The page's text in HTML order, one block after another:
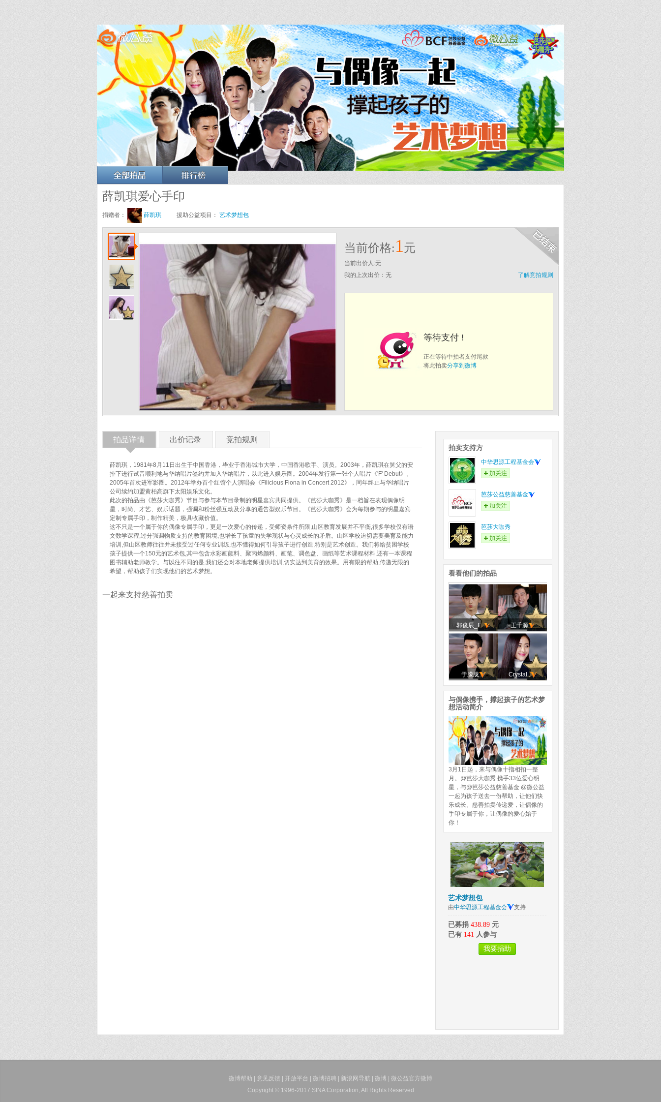
薛凯琪爱心手印
捐赠者： 薛凯琪 援助公益项目： 艺术梦想包
当前价格:1元
当前出价人:无
了解竞拍规则
我的上次出价： 无
等待支付 !
正在等待中拍者支付尾款
将此拍卖分享到微博
拍品详情
◆
出价记录 竞拍规则
薛凯琪，1981年8月11日出生于中国香港，毕业于香港城市大学，中国香港歌手、演员。2003年，薛凯琪在舅父的安
排下进行试音顺利地与华纳唱片签约并加入华纳唱片，以此进入娱乐圈。2004年发行第一张个人唱片《'F' Debut》。
2005年首次进军影圈。2012年举办首个红馆个人演唱会《Filicious Fiona in Concert 2012》，同年终止与华纳唱片
公司续约加盟黄柏高旗下太阳娱乐文化。
此次的拍品由《芭莎大咖秀》节目与参与本节目录制的明星嘉宾共同提供。《芭莎大咖秀》是一档旨在表现偶像明
星，时尚、才艺、娱乐话题，强调和粉丝强互动及分享的通告型娱乐节目。《芭莎大咖秀》会为每期参与的明星嘉宾
定制专属手印，制作精美，极具收藏价值。
这不只是一个属于你的偶像专属手印，更是一次爱心的传递，受师资条件所限,山区教育发展并不平衡,很多学校仅有语
文数学课程,过分强调物质支持的教育困境,也增长了孩童的失学现状与心灵成长的矛盾。山区学校迫切需要美育及能力
培训,但山区教师往往并未接受过任何专业训练,也不懂得如何引导孩子进行创造,特别是艺术创造。我们将给贫困学校
孩子提供一个150元的艺术包,其中包含水彩画颜料、聚丙烯颜料、画笔、调色盘、画纸等艺术课程材料,还有一本课程
图书辅助老师教学。与以往不同的是,我们还会对本地老师提供培训,切实达到美育的效果。用有限的帮助,传递无限的
希望，帮助孩子们实现他们的艺术梦想。
一起来支持慈善拍卖
拍卖支持方
中华思源工程基金会
加关注
芭莎公益慈善基金
加关注
芭莎大咖秀
加关注
看看他们的拍品
郭俊辰_F.. 王千源
于朦胧 Crystal..
与偶像携手，撑起孩子的艺术梦
想活动简介
3月1日起，来与偶像十指相扣一整
月。@芭莎大咖秀 携手33位爱心明
星，与@芭莎公益慈善基金 @微公益
一起为孩子送去一份帮助，让他们快
乐成长。慈善拍卖传递爱，让偶像的
手印专属于你，让偶像的爱心始于
你！
微博帮助 意见反馈 开放平台 微博招聘 新浪网导航 微博
微公益官方微博
Copyright © 1996-2017 SINA Corporation, All Rights Reserved